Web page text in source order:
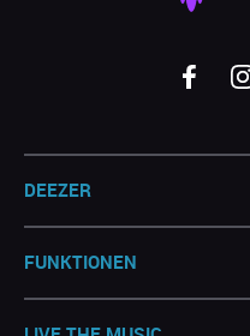
DEEZER
FUNKTIONEN